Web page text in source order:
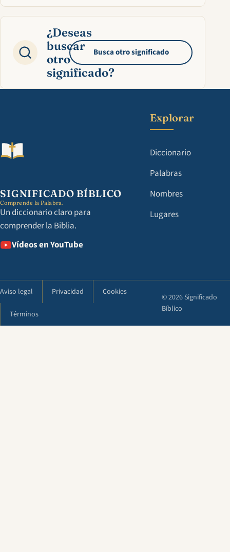
¿Deseas
buscar
otro
significado?
Busca otro significado
SIGNIFICADO BÍBLICO
Comprende la Palabra.
Un diccionario claro para
comprender la Biblia.
Vídeos en YouTube
Explorar
Diccionario
Palabras
Nombres
Lugares
Aviso legal Privacidad Cookies
Términos
© 2026 Significado
Bíblico